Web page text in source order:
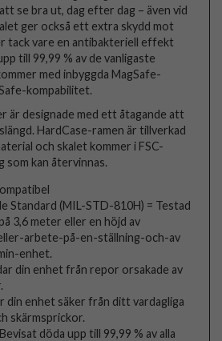
se bra ut, dag efter dag – även vid
ger också ett extra skydd mot
tack vare en antibakteriell effekt
till 99,99 % av de vanligaste
med inbyggda MagSafe-
kompabilitet.
är designade med ett åtagande att
HardCase-ramen är tillverkad
och skalet kommer i FSC-
kan återvinnas.
Standard (MIL-STD-810H) = Testad
3,6 meter eller en höjd av
arbete-på-en-ställning-och-av
enhet.
din enhet från repor orsakade av
din enhet säker från ditt vardagliga
skärmsprickor.
döda upp till 99,99 % av alla